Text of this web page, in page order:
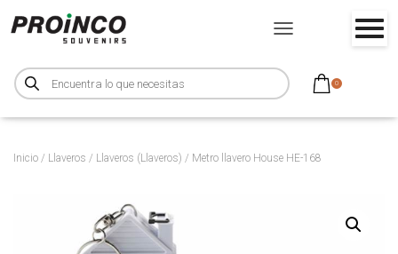
B
ú
s
u
d
0
CAMBIAR MODO DE
Inicio / Llaveros / Llaveros (Llaveros) / Metro llavero House HE-168